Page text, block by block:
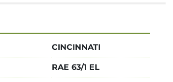
CINCINNATI
RAE 63/1 EL